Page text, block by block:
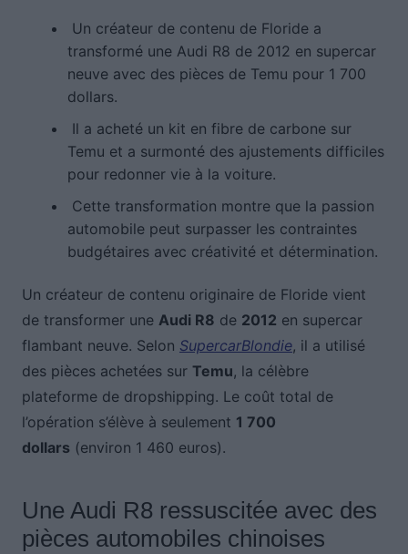
Un créateur de contenu de Floride a
transformé une Audi R8 de 2012 en supercar
neuve avec des pièces de Temu pour 1 700
dollars.
Il a acheté un kit en fibre de carbone sur
Temu et a surmonté des ajustements difficiles
pour redonner vie à la voiture.
Cette transformation montre que la passion
automobile peut surpasser les contraintes
budgétaires avec créativité et détermination.
Un créateur de contenu originaire de Floride vient
de transformer une Audi R8 de 2012 en supercar
flambant neuve. Selon SupercarBlondie, il a utilisé
des pièces achetées sur Temu, la célèbre
plateforme de dropshipping. Le coût total de
l’opération s’élève à seulement 1 700
dollars (environ 1 460 euros).
Une Audi R8 ressuscitée avec des
pièces automobiles chinoises